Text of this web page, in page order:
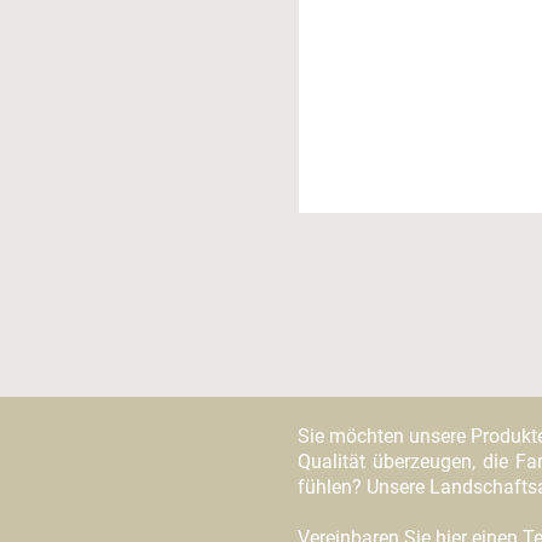
Sie möchten unsere
Qualität überzeugen, die
fühlen? Unsere
Vereinbaren Sie hier einen